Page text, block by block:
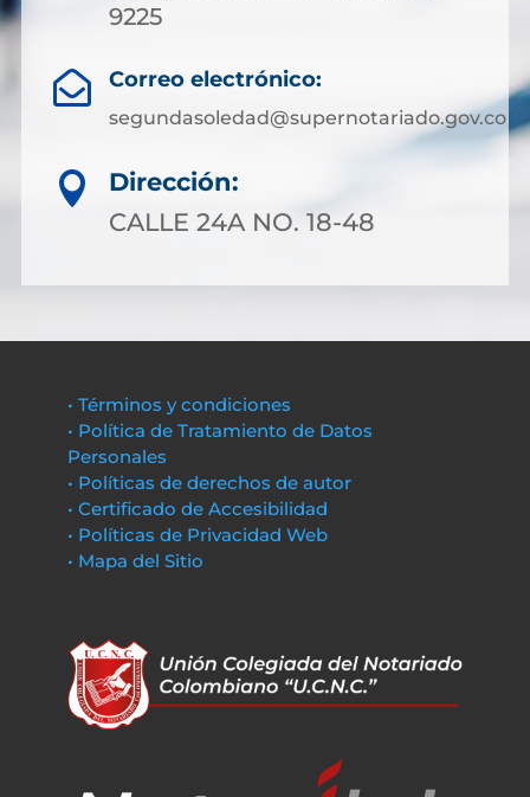
9225
 Correo electrónico:
segundasoledad@supernotariado.gov.co

Dirección:
CALLE 24A NO. 18-48
• Términos y condiciones
• Política de Tratamiento de Datos
Personales
• Políticas de derechos de autor
• Certificado de Accesibilidad
• Políticas de Privacidad Web
• Mapa del Sitio